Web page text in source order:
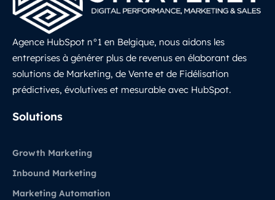
Agence HubSpot n°1 en Belgique, nous aidons les
entreprises à générer plus de revenus en élaborant des
solutions de Marketing, de Vente et de Fidélisation
prédictives, évolutives et mesurable avec HubSpot.
Solutions
Growth Marketing
Inbound Marketing
Marketing Automation